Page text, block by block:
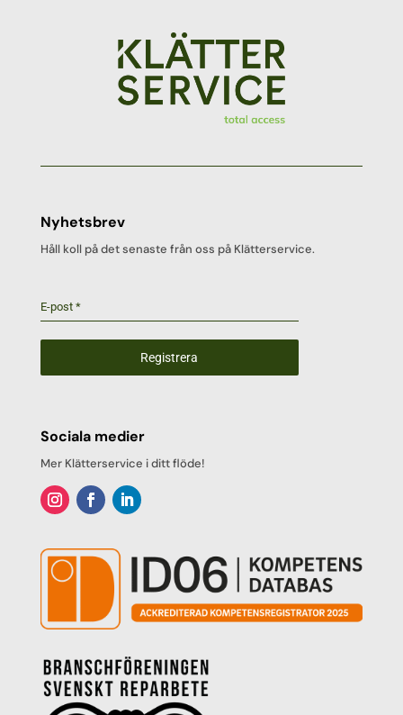
Nyhetsbrev
Håll koll på det senaste från oss på Klätterservice.
E-post *
Registrera
Sociala medier
Mer Klätterservice i ditt flöde!